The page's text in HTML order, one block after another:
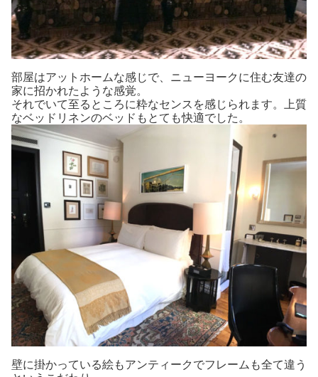
部屋はアットホームな感じで、ニューヨークに住む友達の
家に招かれたような感覚。
それでいて至るところに粋なセンスを感じられます。上質
なベッドリネンのベッドもとても快適でした。
壁に掛かっている絵もアンティークでフレームも全て違う